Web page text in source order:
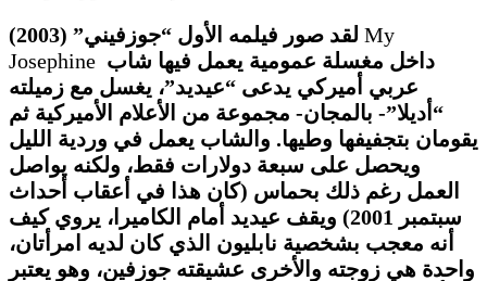
My
Josephine
عربي أميركي يدعى “عيديد”، يغسل مع زميلته
“أديلا”- بالمجان- مجموعة من الأعلام الأميركية ثم
يقومان بتجفيفها وطيها. والشاب يعمل في وردية الليل
ويحصل على سبعة دولارات فقط، ولكنه يواصل
العمل رغم ذلك بحماس (كان هذا في أعقاب أحداث
سبتمبر 2001) ويقف عيديد أمام الكاميرا، يروي كيف
أنه معجب بشخصية نابليون الذي كان لديه امرأتان،
واحدة هي زوجته والأخرى عشيقته جوزفين، وهو يعتبر